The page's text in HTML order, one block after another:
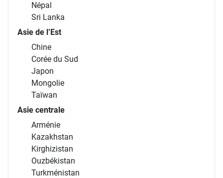
Népal
Sri Lanka
Asie de l’Est
Chine
Corée du Sud
Japon
Mongolie
Taïwan
Asie centrale
Arménie
Kazakhstan
Kirghizistan
Ouzbékistan
Turkménistan